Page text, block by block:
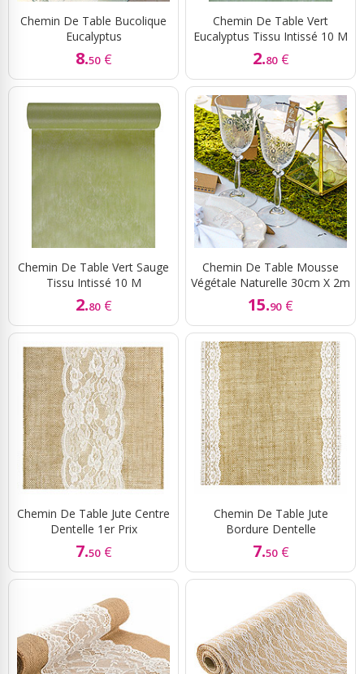
Chemin De Table Bucolique
Eucalyptus
8.50 €
Chemin De Table Vert
Eucalyptus Tissu Intissé 10 M
2.80 €
Chemin De Table Vert Sauge
Tissu Intissé 10 M
2.80 €
Chemin De Table Mousse
Végétale Naturelle 30cm X 2m
15.90 €
Chemin De Table Jute Centre
Dentelle 1er Prix
7.50 €
Chemin De Table Jute
Bordure Dentelle
7.50 €